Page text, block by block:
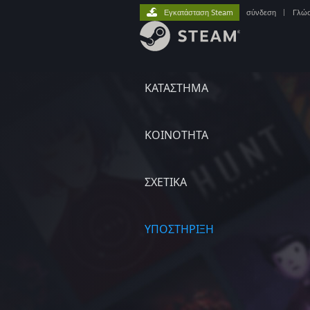
ΚΑΤΑΣΤΗΜΑ
ΚΟΙΝΟΤΗΤΑ
ΣΧΕΤΙΚΆ
ΥΠΟΣΤΗΡΙΞΗ
Εγκατάσταση Steam σύνδεση